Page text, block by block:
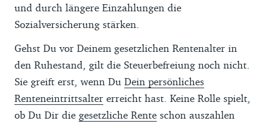
und durch längere Einzahlungen die
Sozialversicherung stärken.
Gehst Du vor Deinem gesetzlichen Rentenalter in
den Ruhestand, gilt die Steuerbefreiung noch nicht.
Sie greift erst, wenn Du Dein persönliches
Renteneintrittsalter erreicht hast. Keine Rolle spielt,
ob Du Dir die gesetzliche Rente schon auszahlen